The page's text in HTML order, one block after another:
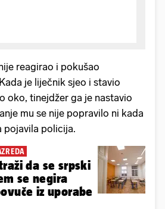
reagirao i pokušao
je liječnik sjeo i stavio
oko, tinejdžer ga je nastavio
mu se nije popravilo ni kada
pojavila policija.
da se srpski
se negira
iz uporabe